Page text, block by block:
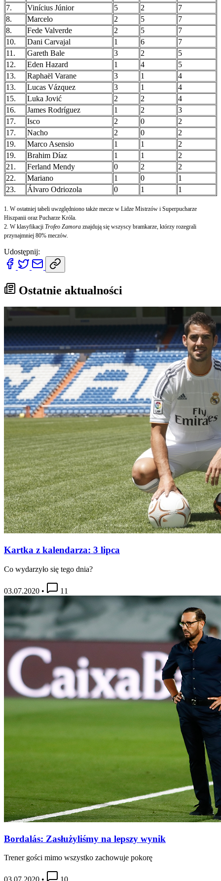
7.
Vinícius Júnior 5 2
7
8.
Marcelo 2 5
7
8.
Fede Valverde 2 5
7
10.
Dani Carvajal 1 6
7
11.
Gareth Bale 3 2
5
12.
Eden Hazard 1 4
5
13.
Raphaël Varane 3 1
4
13.
Lucas Vázquez 3 1
4
15.
Luka Jović 2 2
4
16.
James Rodríguez 1 2
3
17.
Isco 2 0
2
17.
Nacho 2 0
2
19.
Marco Asensio 1 1
2
19.
Brahim Díaz 1 1
2
21.
Ferland Mendy 0 2
2
22.
Mariano 1 0
1
23.
Álvaro Odriozola 0 1 1
1. W ostatniej tabeli uwzględniono także mecze w Lidze Mistrzów i Superpucharze
Hiszpanii oraz Pucharze Króla.
2. W klasyfikacji Trofeo Zamora znajdują się wszyscy bramkarze, którzy rozegrali
przynajmniej 80% meczów.
Udostępnij:
Ostatnie aktualności
Kartka z kalendarza: 3 lipca
Co wydarzyło się tego dnia?
03.07.2020 • 11
Bordalás: Zasłużyliśmy na lepszy wynik
Trener gości mimo wszystko zachowuje pokorę